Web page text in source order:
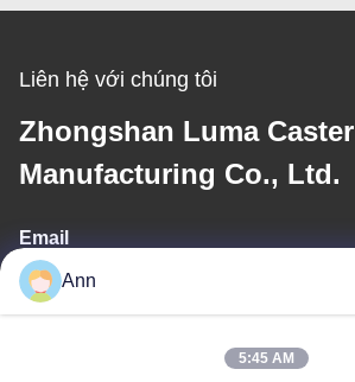
Liên hệ với chúng tôi
Zhongshan Luma Caster
Manufacturing Co., Ltd.
Email
ann@industrialwheelcasters.com
Ann
5:45 AM